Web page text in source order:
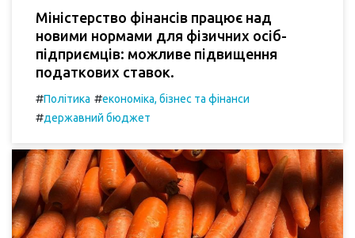
Міністерство фінансів працює над
новими нормами для фізичних осіб-
підприємців: можливе підвищення
податкових ставок.
#Політика #економіка, бізнес та фінанси
#державний бюджет